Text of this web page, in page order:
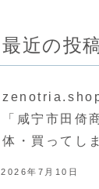
最近の投
zenotria.shop
「咸宁市田倚
体・買ってし
2026年7月10日